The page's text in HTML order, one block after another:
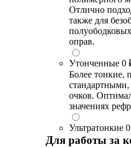
Отлично
также для
оправ.
Утонченные 0
Более тонкие,
очков.
значениях
Ультратонкие
Для работы за